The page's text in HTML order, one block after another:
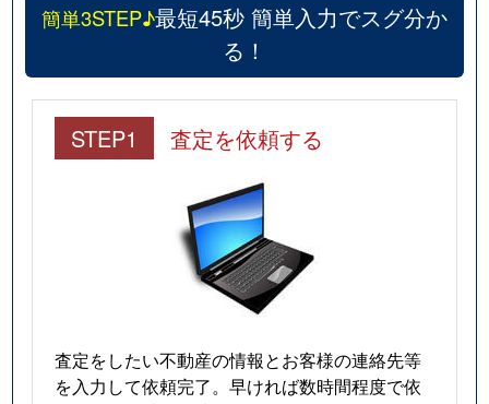
簡単3STEP♪最短45秒 簡単入力でスグ分か
る！
STEP1 査定を依頼する
査定をしたい不動産の情報とお客様の連絡先等
を入力して依頼完了。早ければ数時間程度で依